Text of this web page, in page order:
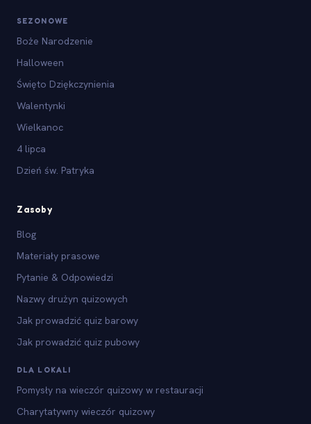
SEZONOWE
Boże Narodzenie
Halloween
Święto Dziękczynienia
Walentynki
Wielkanoc
4 lipca
Dzień św. Patryka
Zasoby
Blog
Materiały prasowe
Pytanie & Odpowiedzi
Nazwy drużyn quizowych
Jak prowadzić quiz barowy
Jak prowadzić quiz pubowy
DLA LOKALI
Pomysły na wieczór quizowy w restauracji
Charytatywny wieczór quizowy